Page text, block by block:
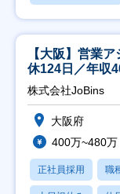
【大阪】営業
休124日／年収
株式会社JoBins
大阪府
400万~480万
正社員採用 職